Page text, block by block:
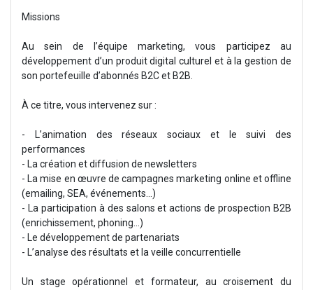
Missions
Au sein de l’équipe marketing, vous participez au
développement d’un produit digital culturel et à la gestion de
son portefeuille d’abonnés B2C et B2B.
À ce titre, vous intervenez sur :
- L’animation des réseaux sociaux et le suivi des
performances
- La création et diffusion de newsletters
- La mise en œuvre de campagnes marketing online et offline
(emailing, SEA, événements…)
- La participation à des salons et actions de prospection B2B
(enrichissement, phoning...)
- Le développement de partenariats
- L’analyse des résultats et la veille concurrentielle
Un stage opérationnel et formateur, au croisement du